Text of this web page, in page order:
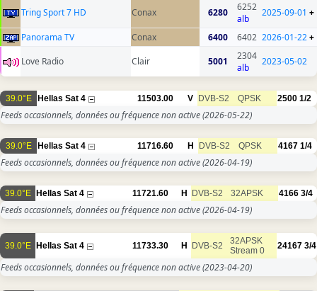
Tring Sport 7 HD Conax 6280
6252
alb
2025-09-01 +
Panorama TV Conax 6400 6402 2026-01-22+
Love Radio
Clair 5001
2304
alb
2023-05-02
39.0°E Hellas Sat 4 11503.00 V DVB-S2 QPSK 2500 1/2
Feeds occasionnels, données ou fréquence non active(2026-05-22)
39.0°E Hellas Sat 4 11716.60 H DVB-S2 QPSK 4167 1/4
Feeds occasionnels, données ou fréquence non active(2026-04-19)
39.0°E Hellas Sat 4 11721.60 H DVB-S2 32APSK 4166 3/4
Feeds occasionnels, données ou fréquence non active(2026-04-19)
39.0°E Hellas Sat 4 11733.30 H DVB-S2
32APSK
Stream 0
24167 3/4
Feeds occasionnels, données ou fréquence non active(2023-04-20)